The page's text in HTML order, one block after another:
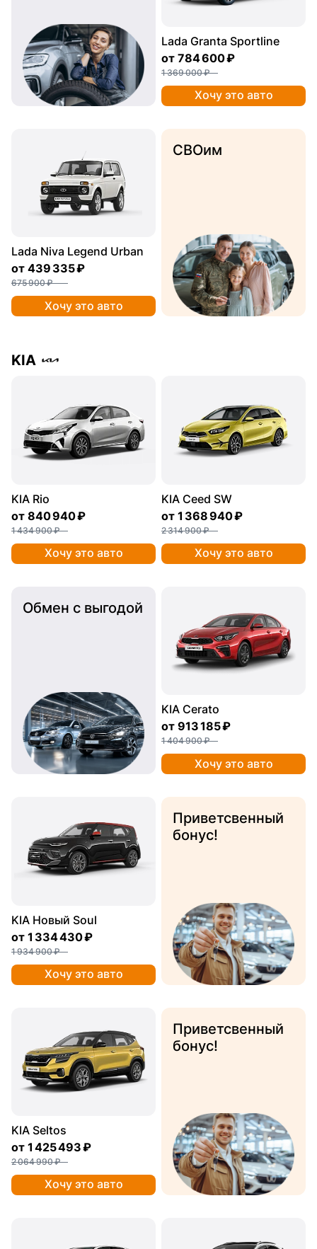
Lada Granta Sportline
от 784 600 ₽
1 369 000 ₽
Хочу это авто
Lada Niva Legend Urban
от 439 335 ₽
675 900 ₽
Хочу это авто
СВОим
KIA
KIA Rio
от 840 940 ₽
1 434 900 ₽
Хочу это авто
KIA Ceed SW
от 1 368 940 ₽
2 314 900 ₽
Хочу это авто
Обмен с выгодой
KIA Cerato
от 913 185 ₽
1 404 900 ₽
Хочу это авто
KIA Новый Soul
от 1 334 430 ₽
1 934 900 ₽
Хочу это авто
Приветсвенный
бонус!
KIA Seltos
от 1 425 493 ₽
2 064 990 ₽
Хочу это авто
Приветсвенный
бонус!